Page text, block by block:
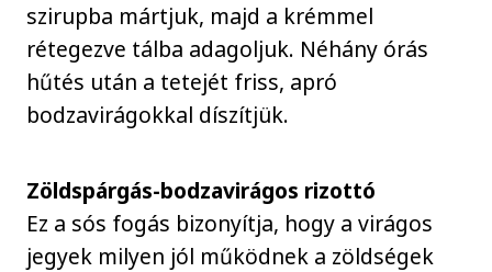
szirupba mártjuk, majd a krémmel
rétegezve tálba adagoljuk. Néhány órás
hűtés után a tetejét friss, apró
bodzavirágokkal díszítjük.
Zöldspárgás-bodzavirágos rizottó
Ez a sós fogás bizonyítja, hogy a virágos
jegyek milyen jól működnek a zöldségek